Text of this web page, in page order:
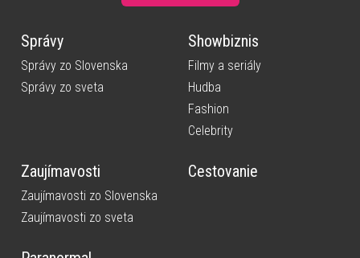
Správy
Správy zo Slovenska
Správy zo sveta
Showbiznis
Filmy a seriály
Hudba
Fashion
Celebrity
Zaujímavosti
Zaujímavosti zo Slovenska
Zaujímavosti zo sveta
Cestovanie